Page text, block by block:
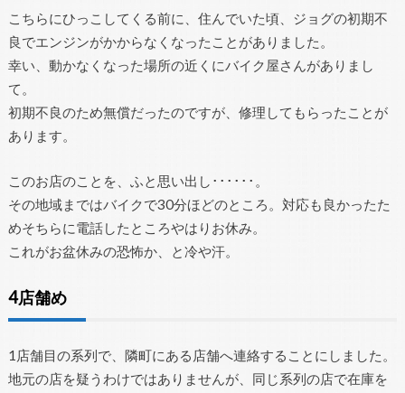
こちらにひっこしてくる前に、住んでいた頃、ジョグの初期不
良でエンジンがかからなくなったことがありました。
幸い、動かなくなった場所の近くにバイク屋さんがありまし
て。
初期不良のため無償だったのですが、修理してもらったことが
あります。
このお店のことを、ふと思い出し･･････。
その地域まではバイクで30分ほどのところ。対応も良かったた
めそちらに電話したところやはりお休み。
これがお盆休みの恐怖か、と冷や汗。
4店舗め
1店舗目の系列で、隣町にある店舗へ連絡することにしました。
地元の店を疑うわけではありませんが、同じ系列の店で在庫を